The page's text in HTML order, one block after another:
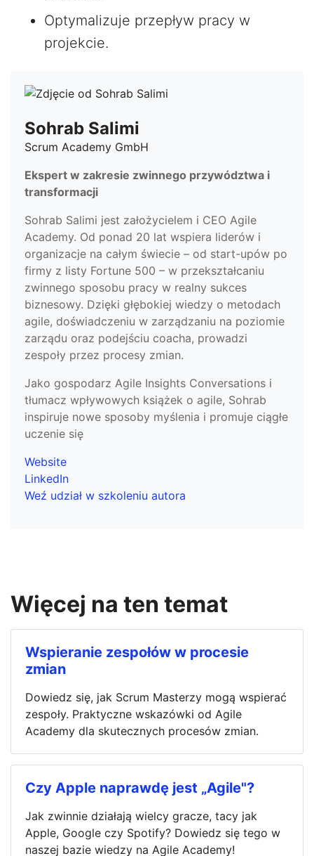
Optymalizuje przepływ pracy w
projekcie.
Sohrab Salimi
Scrum Academy GmbH
Ekspert w zakresie zwinnego przywództwa i
transformacji
Sohrab Salimi jest założycielem i CEO Agile
Academy. Od ponad 20 lat wspiera liderów i
organizacje na całym świecie – od start-upów po
firmy z listy Fortune 500 – w przekształcaniu
zwinnego sposobu pracy w realny sukces
biznesowy. Dzięki głębokiej wiedzy o metodach
agile, doświadczeniu w zarządzaniu na poziomie
zarządu oraz podejściu coacha, prowadzi
zespoły przez procesy zmian.
Jako gospodarz Agile Insights Conversations i
tłumacz wpływowych książek o agile, Sohrab
inspiruje nowe sposoby myślenia i promuje ciągłe
uczenie się
Website
LinkedIn
Weź udział w szkoleniu autora
Więcej na ten temat
Wspieranie zespołów w procesie
zmian
Dowiedz się, jak Scrum Masterzy mogą wspierać
zespoły. Praktyczne wskazówki od Agile
Academy dla skutecznych procesów zmian.
Czy Apple naprawdę jest „Agile"?
Jak zwinnie działają wielcy gracze, tacy jak
Apple, Google czy Spotify? Dowiedz się tego w
naszej bazie wiedzy na Agile Academy!